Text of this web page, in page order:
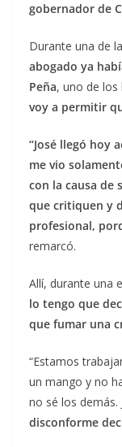
gobernador de
Durante una de
abogado ya
Peña, uno de
voy a permitir
“José llegó hoy
me vio
con la causa de
que critiquen y
profesional,
remarcó.
Allí, durante una
lo tengo que
que fumar una
“Estamos
un mango y no
no sé los demás.
disconforme